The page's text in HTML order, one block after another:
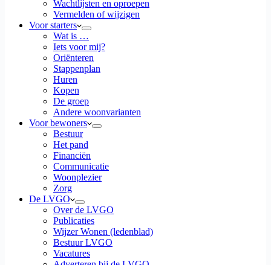
Wachtlijsten en oproepen
Vermelden of wijzigen
Voor starters
Wat is …
Iets voor mij?
Oriënteren
Stappenplan
Huren
Kopen
De groep
Andere woonvarianten
Voor bewoners
Bestuur
Het pand
Financiën
Communicatie
Woonplezier
Zorg
De LVGO
Over de LVGO
Publicaties
Wijzer Wonen (ledenblad)
Bestuur LVGO
Vacatures